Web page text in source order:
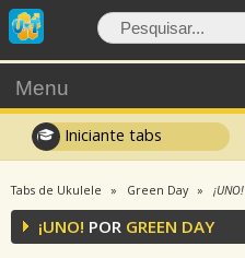
Menu
Iniciante tabs
Tabs de Ukulele Green Day ¡UNO!
¡UNO! POR GREEN DAY